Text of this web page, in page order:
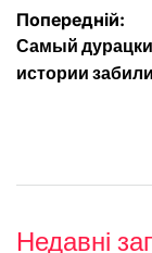
записів
Попередній:
Самый
истории
Недавні